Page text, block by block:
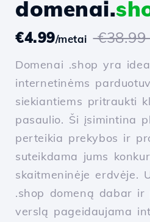
domenai.
€4.99/metai €38.99
Domenai .shop yra
internetinėms
siekiantiems pritraukti
pasaulio. Ši įsimintina
perteikia prekybos ir
suteikdama jums
skaitmeninėje erdvėje.
.shop domeną dabar ir
verslą pageidaujama